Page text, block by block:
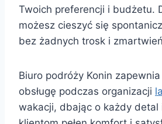
Twoich preferencji i budżetu.
możesz cieszyć się
bez żadnych trosk i
Biuro podróży Konin
obsługę podczas organizacji
wakacji, dbając o każdy detal